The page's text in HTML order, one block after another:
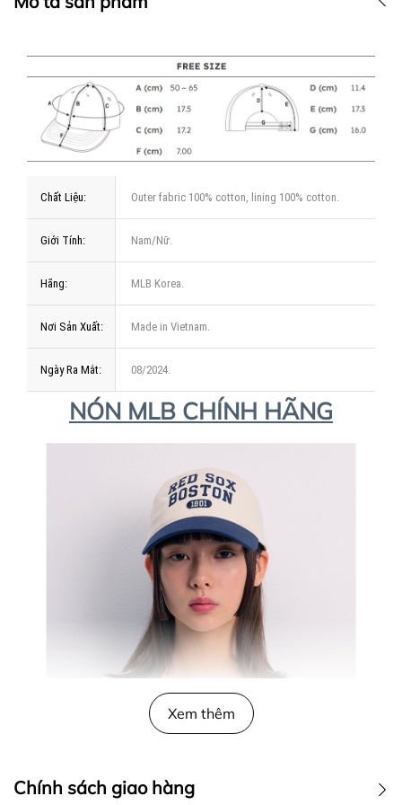
Chất Liệu: Outer fabric 100% cotton, lining 100% cotton.
Giới Tính: Nam/Nữ.
Hãng: MLB Korea.
Nơi Sản Xuất: Made in Vietnam.
Ngày Ra Mắt: 08/2024.
NÓN MLB CHÍNH HÃNG
Xem thêm
Chính sách giao hàng